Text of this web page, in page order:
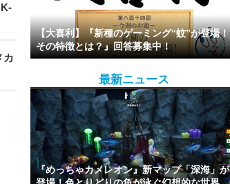
カ
【大喜利】『新種のゲーミング“蚊”が登場！
その特徴とは？』回答募集中！
最新ニュース
『めっちゃカメレオン』新マップ「深海」が